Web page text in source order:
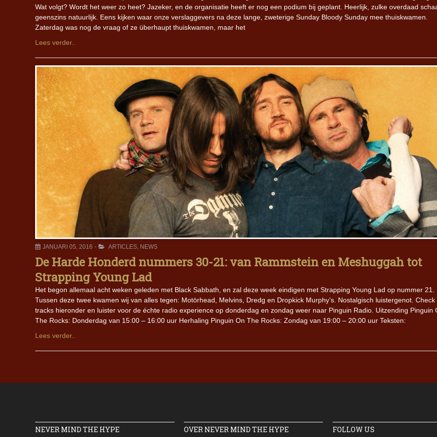
Wat volgt? Wordt het weer zo heet? Jazeker, en de organisatie heeft er nog een podium bij geplant. Heerlijk, zulke overdaad
geenszins natuurlijk. Eens kijken waar onze verslaggevers na deze lange, zweterige Sunday Bloody Sunday mee thuiskwamen.
Zaterdag was nog de vraag of ze überhaupt thuiskwamen, maar het
Lees verder..
JANUARI 05, 2016 ARTICLES, NEWS
De Harde Honderd nummers 30-21: van Rammstein en Meshuggah tot
Strapping Young Lad
Het begon allemaal acht weken geleden met Black Sabbath, en zal deze week eindigen met Strapping Young Lad op nummer 21.
Tussen deze twee kwamen wij van alles tegen: Motörhead, Melvins, Dredg en Dropkick Murphy’s. Nostalgisch luistergenot. Check
tracks hieronder en luister voor de échte radio experience op donderdag en zondag weer naar Pinguin Radio. Uitzending Pinguin
The Rocks: Donderdag van 15:00 – 16:00 uur Herhaling Pinguin On The Rocks: Zondag van 19:00 – 20:00 uur Teksten:
Lees verder..
NEVER MIND THE HYPE OVER NEVER MIND THE HYPE FOLLOW US